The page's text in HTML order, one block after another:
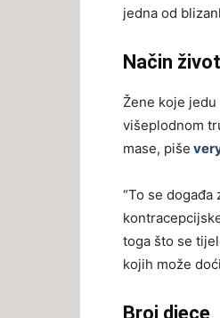
jedna od
Način
Žene koje
višeplodnom
mase, piše
“To se
toga što se
kojih može
Broj djece